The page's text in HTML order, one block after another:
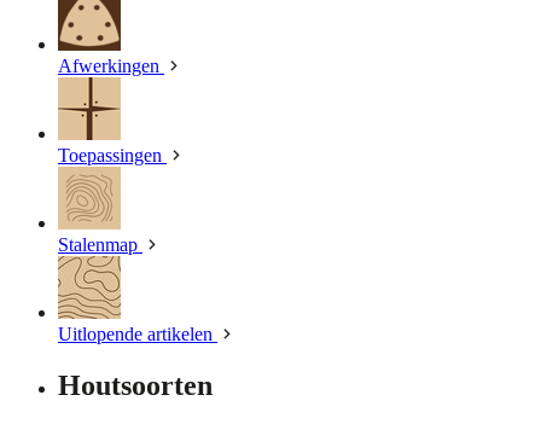
Afwerkingen
Toepassingen
Stalenmap
Uitlopende artikelen
Houtsoorten